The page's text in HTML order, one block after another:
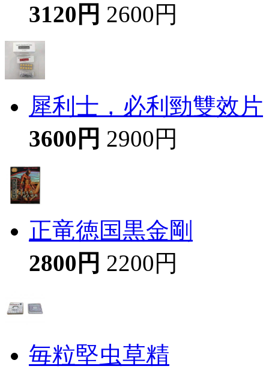
3120円 2600円
犀利士，必利勁雙效片
3600円 2900円
正竜徳国黒金剛
2800円 2200円
毎粒堅虫草精